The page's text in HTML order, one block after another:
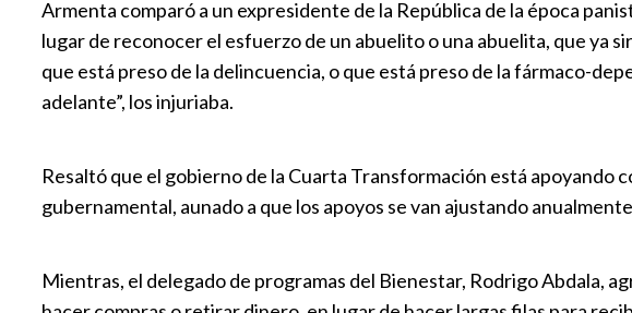
Armenta comparó a un expresidente de la República de la época
lugar de reconocer el esfuerzo de un abuelito o una abuelita, que ya
que está preso de la delincuencia, o que está preso de la fármaco-
adelante”, los injuriaba.
Resaltó que el gobierno de la Cuarta Transformación está apoyando
gubernamental, aunado a que los apoyos se van ajustando
Mientras, el delegado de programas del Bienestar, Rodrigo Abdala,